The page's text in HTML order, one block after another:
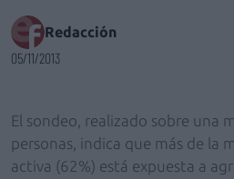
Redacción
05/11/2013
El sondeo, realizado sobre una
personas, indica que más de la
activa (62%) está expuesta a